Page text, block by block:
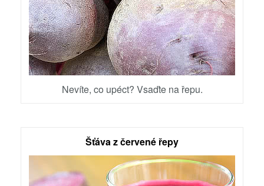
Nevíte, co upéct? Vsaďte na řepu.
Šťáva z červené řepy